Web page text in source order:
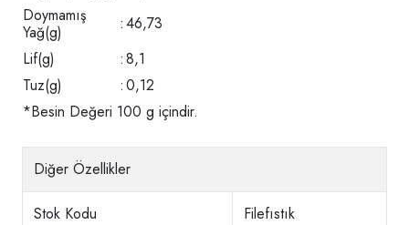
Doymamış
Yağ(g)
:46,73
Lif(g)
:8,1
Tuz(g)
:0,12
*Besin Değeri 100 g içindir.
Diğer Özellikler
Stok Kodu Filefıstık